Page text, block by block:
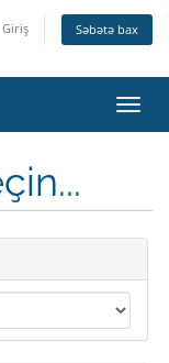
Giriş Səbətə bax